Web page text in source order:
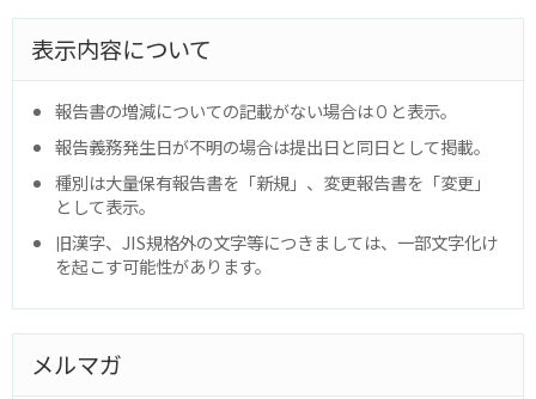
表示内容について
報告書の増減についての記載がない場合は０と表示。
報告義務発生日が不明の場合は提出日と同日として掲載。
種別は大量保有報告書を「新規」、変更報告書を「変更」
として表示。
旧漢字、JIS規格外の文字等につきましては、一部文字化け
を起こす可能性があります。
メルマガ